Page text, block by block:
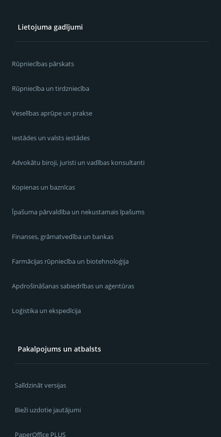
Lietojuma gadījumi
Rūpniecības pārskats
Rūpniecība un tirdzniecība
Veselības aprūpe un prakse
Iestādes un valsts iestādes
Advokātu biroji, juristi un vadības konsultanti
Kopienas un baznīcas
Īpašuma pārvaldība un nekustamais īpašums
Finanses, grāmatvedība un bankas
Farmācijas rūpniecība un biotehnoloģija
Apdrošināšanas sabiedrības un aģentūras
Loģistika un ekspedīcija
Pakalpojums un atbalsts
Salīdzināt versijas
Bieži uzdotie jautājumi
PaperOffice PLUS